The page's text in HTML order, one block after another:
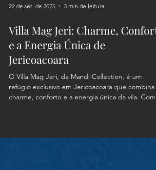
22 de set. de 2025 3 min de leitura
Villa Mag Jeri: Charme,
e a Energia Única de
Jericoacoara
O Villa Mag Jeri, da Mandi Collection, é um
refúgio exclusivo em Jericoacoara que combina
charme, conforto e a energia única da vila. Com
experiências memoráveis.